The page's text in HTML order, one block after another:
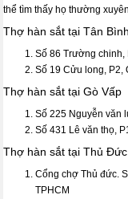
thể tìm thấy họ thường
Thợ hàn sắt tại Tân Bình
Số 86 Trường chinh,
Số 19 Cửu long, P2,
Thợ hàn sắt tại Gò Vấp
Số 225 Nguyễn văn
Số 431 Lê văn thọ,
Thợ hàn sắt tại Thủ Đức
Cổng chợ Thủ đức.
TPHCM